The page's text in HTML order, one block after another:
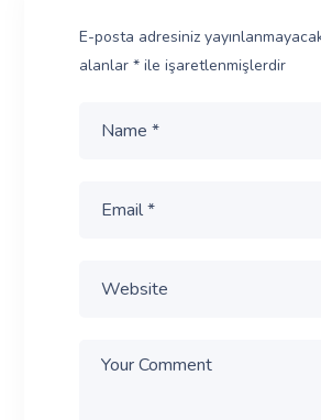
E-posta adresiniz
alanlar* ile işaretlenmişlerdir